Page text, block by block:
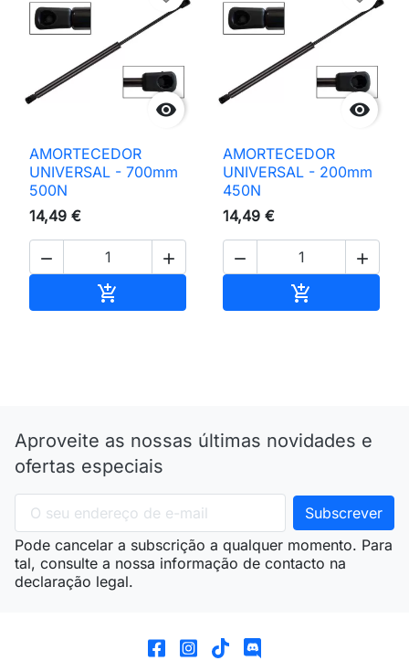

AMORTECEDOR
UNIVERSAL - 700mm
500N
14,49 €
 


AMORTECEDOR
UNIVERSAL - 200mm
450N
14,49 €
 

Aproveite as nossas últimas novidades e
ofertas especiais
Pode cancelar a subscrição a qualquer momento. Para
tal, consulte a nossa informação de contacto na
declaração legal.